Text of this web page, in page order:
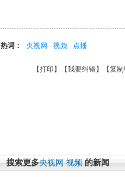
热词： 央视网 视频 点播
【打印 】【我要纠错】【复
搜索更多央视网 视频 的新闻